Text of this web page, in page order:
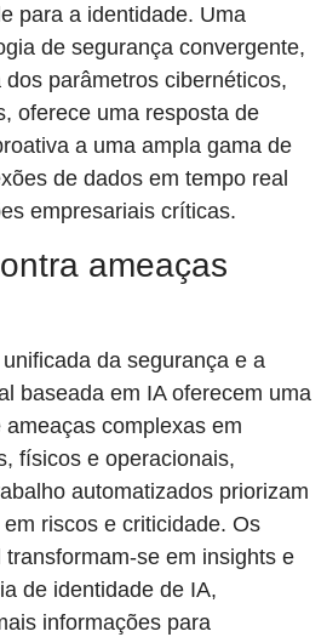
para a identidade. Uma
de segurança convergente,
parâmetros cibernéticos,
oferece uma resposta de
a uma ampla gama de
de dados em tempo real
empresariais críticas.
ameaças
da segurança e a
baseada em IA oferecem uma
complexas em
físicos e operacionais,
automatizados priorizam
riscos e criticidade. Os
se em insights e
de identidade de IA,
informações para